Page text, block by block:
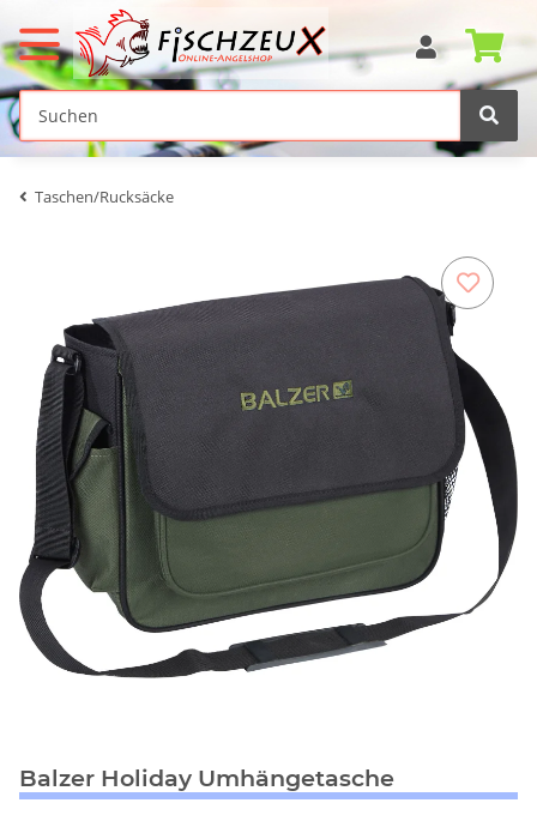
Taschen/Rucksäcke
Balzer Holiday Umhängetasche